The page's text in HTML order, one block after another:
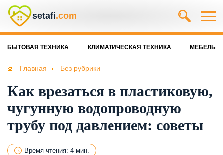
setafi.com
БЫТОВАЯ ТЕХНИКА КЛИМАТИЧЕСКАЯ ТЕХНИКА МЕБЕЛЬ
Главная Без рубрики
Как врезаться в пластиковую,
чугунную водопроводную
трубу под давлением: советы
Время чтения: 4 мин.